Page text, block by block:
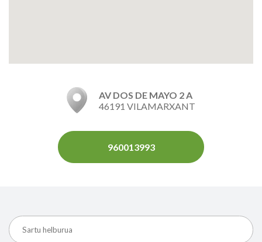
AV DOS DE MAYO 2 A
46191 VILAMARXANT
960013993